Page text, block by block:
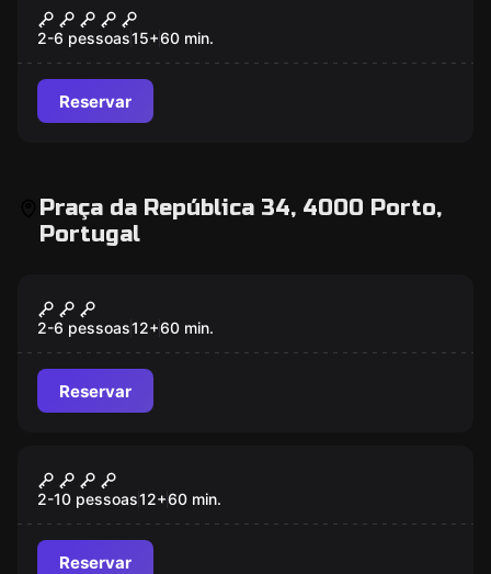
Cativeiro
2-6 pessoas15+60 min.
Reservar
Praça da República 34, 4000 Porto,
Portugal
Guilty!
2-6 pessoas12+60 min.
Reservar
Stranger Room
2-10 pessoas12+60 min.
Reservar